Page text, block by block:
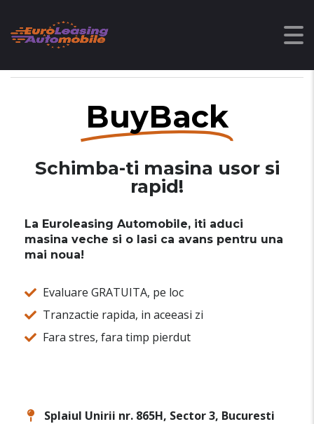
EUROLEASING - LEASING AUTO RULATE, CREDIT AUTO SAU CASH
BuyBack
Schimba-ti masina usor si
rapid!
La Euroleasing Automobile, iti aduci
masina veche si o lasi ca avans pentru una
mai noua!
Evaluare GRATUITA, pe loc
Tranzactie rapida, in aceeasi zi
Fara stres, fara timp pierdut
Splaiul Unirii nr. 865H, Sector 3, Bucuresti